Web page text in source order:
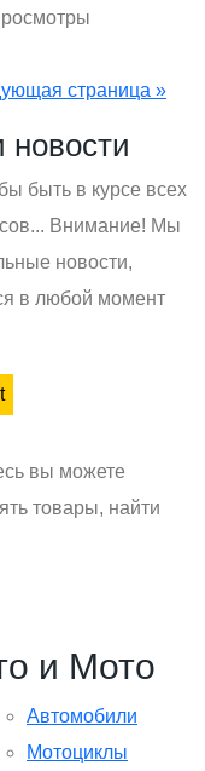
страница »
быть в курсе всех
Внимание! Мы
новости,
в любой момент
вы можете
товары, найти
и Мото
Автомобили
Мотоциклы